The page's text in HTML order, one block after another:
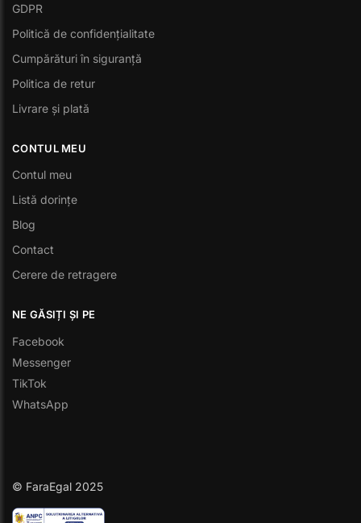
GDPR
Politică de confidențialitate
Cumpărături în siguranță
Politica de retur
Livrare și plată
CONTUL MEU
Contul meu
Listă dorințe
Blog
Contact
Cerere de retragere
NE GĂSIȚI ȘI PE
Facebook
Messenger
TikTok
WhatsApp
© FaraEgal 2025